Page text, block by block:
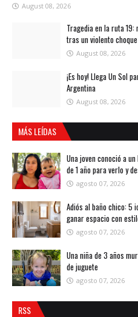
August 08, 2026
Tragedia en la ruta 19:
tras un violento
August 08, 2026
¡Es hoy! Llega Un Sol
Argentina
August 08, 2026
MÁS LEÍDAS
Una joven conoció a
de 1 año para verlo y
agosto 07, 2026
Adiós al baño chico: 5
ganar espacio con
agosto 07, 2026
Una niña de 3 años
de juguete
agosto 07, 2026
RSS